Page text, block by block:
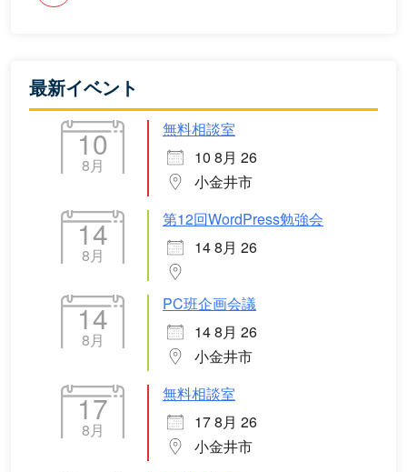
最新イベント
10
8月
無料相談室
10 8月 26
小金井市
14
8月
第12回WordPress勉強会
14 8月 26
14
8月
PC班企画会議
14 8月 26
小金井市
17
8月
無料相談室
17 8月 26
小金井市